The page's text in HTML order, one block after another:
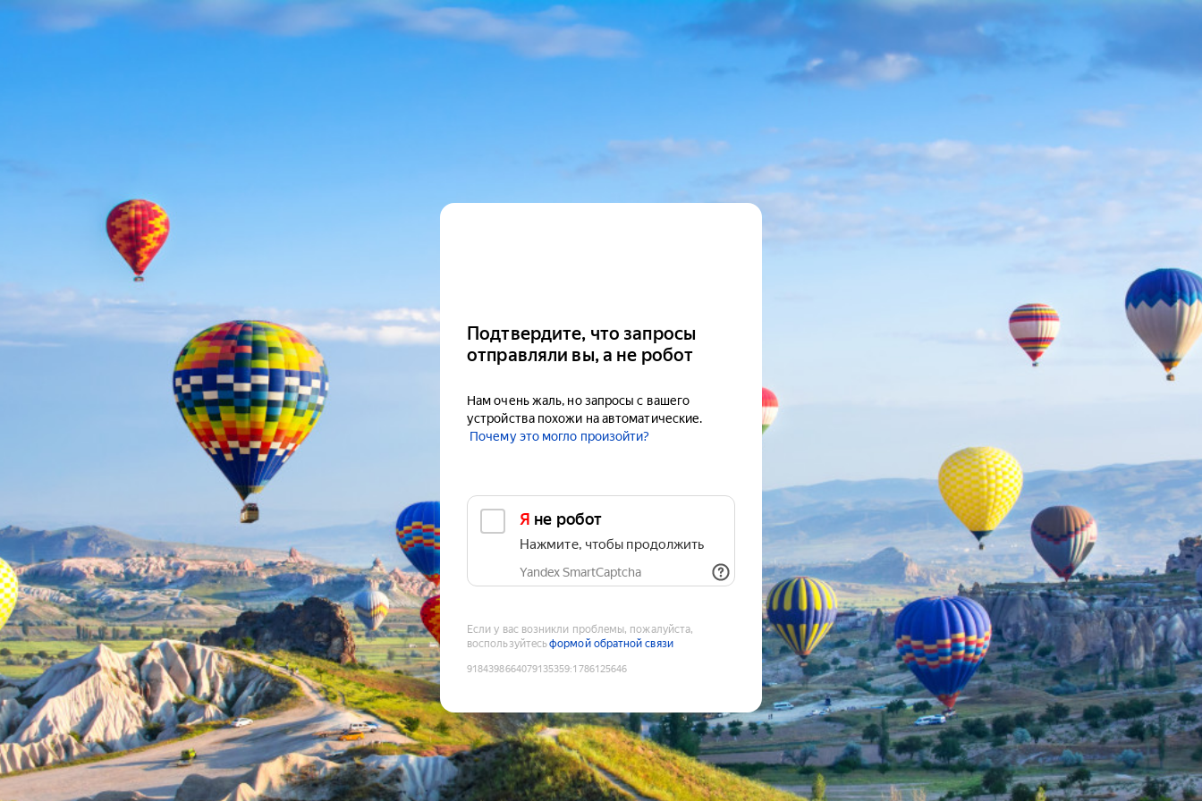
Подтвердите, что запросы
отправляли вы, а не робот
Нам очень жаль, но запросы с вашего
устройства похожи на автоматические.
Почему это могло произойти?
Я не робот
Нажмите, чтобы продолжить
Yandex SmartCaptcha
Если у вас возникли проблемы, пожалуйста,
воспользуйтесьформой обратной связи
9184398664079135359:1786125646